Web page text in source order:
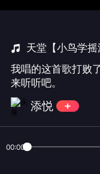
天堂【小鸟学摇
我唱的这首歌打败
来听听吧。
添悦
00:00